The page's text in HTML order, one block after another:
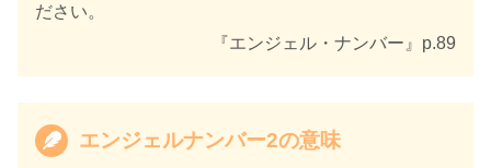
ージ
ださい。
『エンジェル・ナンバー』p.89
エンジェルナンバー2の意味